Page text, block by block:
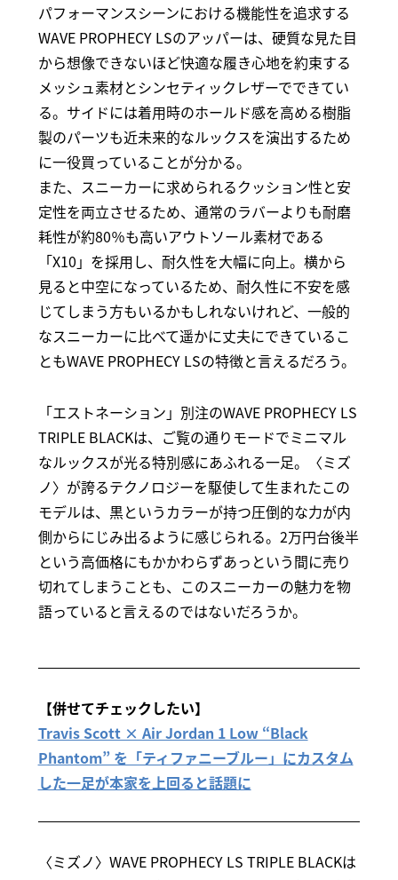
パフォーマンスシーンにおける機能性を追求する
WAVE PROPHECY LSのアッパーは、硬質な見た目
から想像できないほど快適な履き心地を約束する
メッシュ素材とシンセティックレザーでできてい
る。サイドには着用時のホールド感を高める樹脂
製のパーツも近未来的なルックスを演出するため
に一役買っていることが分かる。
また、スニーカーに求められるクッション性と安
定性を両立させるため、通常のラバーよりも耐磨
耗性が約80％も高いアウトソール素材である
「X10」を採用し、耐久性を大幅に向上。横から
見ると中空になっているため、耐久性に不安を感
じてしまう方もいるかもしれないけれど、一般的
なスニーカーに比べて遥かに丈夫にできているこ
ともWAVE PROPHECY LSの特徴と言えるだろう。
「エストネーション」別注のWAVE PROPHECY LS
TRIPLE BLACKは、ご覧の通りモードでミニマル
なルックスが光る特別感にあふれる一足。〈ミズ
ノ〉が誇るテクノロジーを駆使して生まれたこの
モデルは、黒というカラーが持つ圧倒的な力が内
側からにじみ出るように感じられる。2万円台後半
という高価格にもかかわらずあっという間に売り
切れてしまうことも、このスニーカーの魅力を物
語っていると言えるのではないだろうか。
【併せてチェックしたい】
Travis Scott × Air Jordan 1 Low “Black
Phantom” を「ティファニーブルー」にカスタム
した一足が本家を上回ると話題に
〈ミズノ〉WAVE PROPHECY LS TRIPLE BLACKは